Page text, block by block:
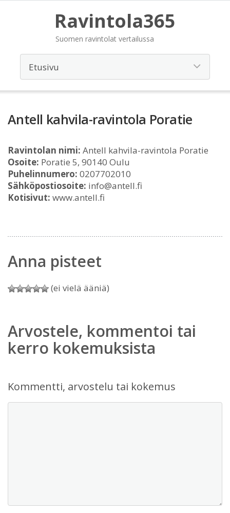
Ravintola365
Suomen ravintolat vertailussa
Antell kahvila-ravintola Poratie
Ravintolan nimi: Antell kahvila-ravintola Poratie
Osoite: Poratie 5, 90140 Oulu
Puhelinnumero: 0207702010
Sähköpostiosoite: info@antell.fi
Kotisivut: www.antell.fi
Anna pisteet
(ei vielä ääniä)
Arvostele, kommentoi tai
kerro kokemuksista
Kommentti, arvostelu tai kokemus